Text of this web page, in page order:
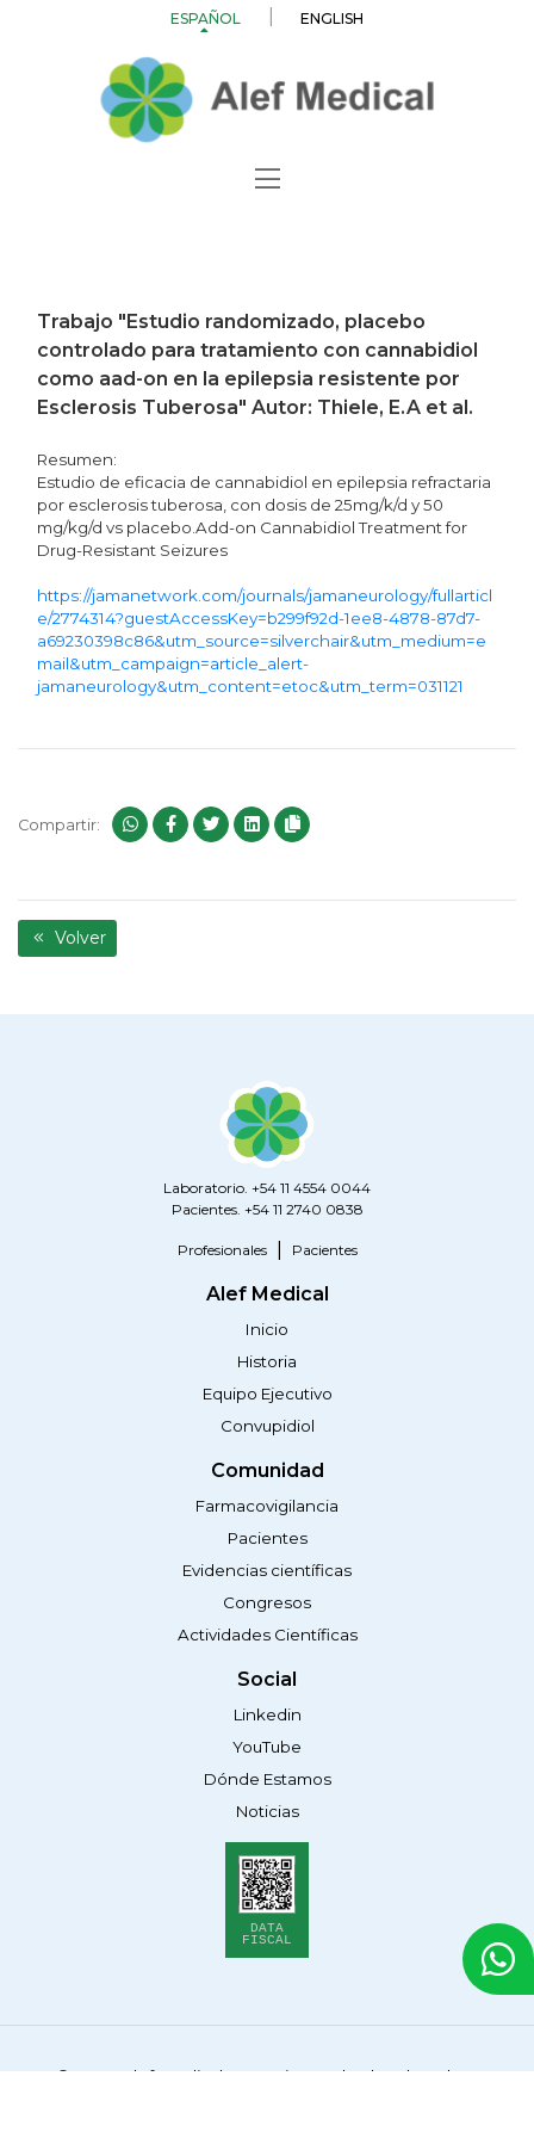
ESPAÑOL ENGLISH
Trabajo "Estudio randomizado, placebo
controlado para tratamiento con cannabidiol
como aad-on en la epilepsia resistente por
Esclerosis Tuberosa" Autor: Thiele, E.A et al.
Resumen:
Estudio de eficacia de cannabidiol en epilepsia refractaria
por esclerosis tuberosa, con dosis de 25mg/k/d y 50
mg/kg/d vs placebo.Add-on Cannabidiol Treatment for
Drug-Resistant Seizures
https://jamanetwork.com/journals/jamaneurology/fullarticl
e/2774314?guestAccessKey=b299f92d-1ee8-4878-87d7-
a69230398c86&utm_source=silverchair&utm_medium=e
mail&utm_campaign=article_alert-
jamaneurology&utm_content=etoc&utm_term=031121
Compartir:
Volver
Laboratorio. +54 11 4554 0044
Pacientes. +54 11 2740 0838
Profesionales Pacientes
Alef Medical
Inicio
Historia
Equipo Ejecutivo
Convupidiol
Comunidad
Farmacovigilancia
Pacientes
Evidencias científicas
Congresos
Actividades Científicas
Social
Linkedin
YouTube
Dónde Estamos
Noticias
DATA
FISCAL
© 2026 Alef Medical Argentina. Todos los derechos